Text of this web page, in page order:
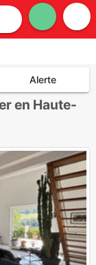
Alerte
en Haute-